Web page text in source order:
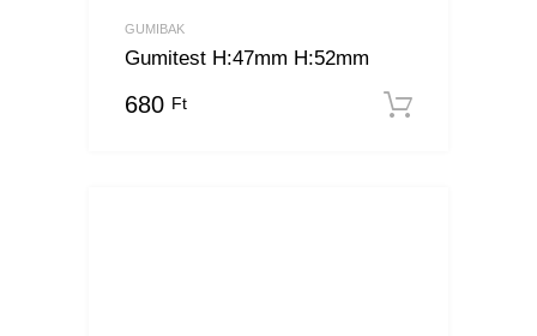
GUMIBAK
Gumitest H:47mm H:52mm
680 Ft